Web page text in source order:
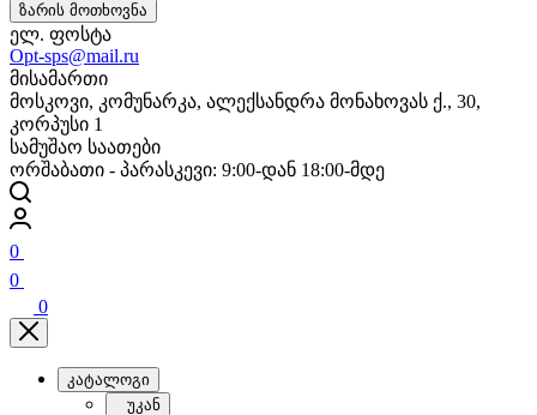
ზარის მოთხოვნა
ელ. ფოსტა
Opt-sps@mail.ru
მისამართი
მოსკოვი, კომუნარკა, ალექსანდრა მონახოვას ქ., 30,
კორპუსი 1
სამუშაო საათები
ორშაბათი - პარასკევი: 9:00-დან 18:00-მდე
0
0
0
კატალოგი
უკან